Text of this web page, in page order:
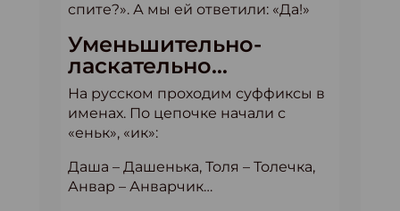
спите?». А мы ей ответили: «Да!»
Уменьшительно-
ласкательно…
На русском проходим суффиксы в
именах. По цепочке начали с
«еньк», «ик»:
Даша – Дашенька, Толя – Толечка,
Анвар – Анварчик…